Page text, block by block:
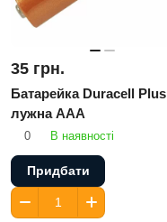
35 грн.
Батарейка Duracell Plus
лужна AАA
0 В наявності
Придбати